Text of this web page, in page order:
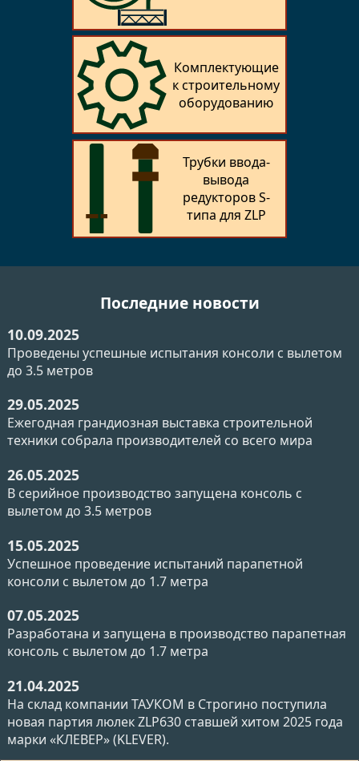
Комплектующие
к строительному
оборудованию
Трубки ввода-
вывода
редукторов S-
типа для ZLP
Последние новости
10.09.2025
Проведены успешные испытания консоли с вылетом
до 3.5 метров
29.05.2025
Ежегодная грандиозная выставка строительной
техники собрала производителей со всего мира
26.05.2025
В серийное производство запущена консоль с
вылетом до 3.5 метров
15.05.2025
Успешное проведение испытаний парапетной
консоли с вылетом до 1.7 метра
07.05.2025
Разработана и запущена в производство парапетная
консоль с вылетом до 1.7 метра
21.04.2025
На склад компании ТАУКОМ в Строгино поступила
новая партия люлек ZLP630 ставшей хитом 2025 года
марки «КЛЕВЕР» (KLEVER).